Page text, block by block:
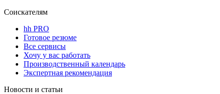
Соискателям
hh PRO
Готовое резюме
Все сервисы
Хочу у вас работать
Производственный календарь
Экспертная рекомендация
Новости и статьи